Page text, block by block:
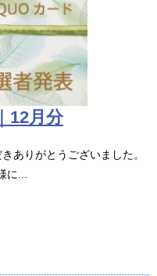
12月分
ありがとうございました。
...